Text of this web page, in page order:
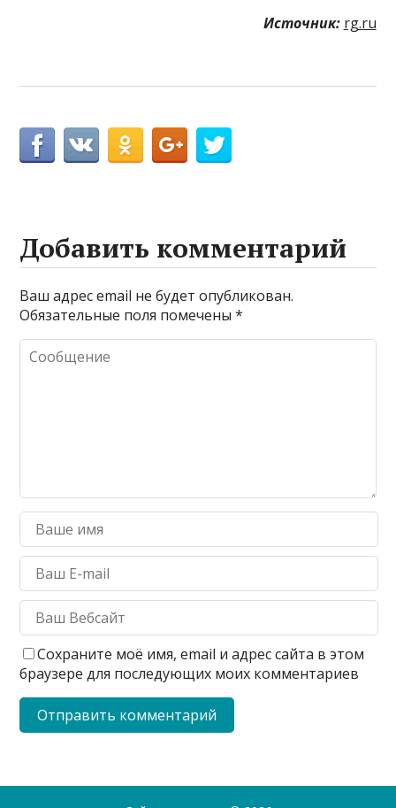
Источник: rg.ru
Добавить комментарий
Ваш адрес email не будет опубликован.
Обязательные поля помечены*
Сохраните моё имя, email и адрес сайта в этом
браузере для последующих моих комментариев